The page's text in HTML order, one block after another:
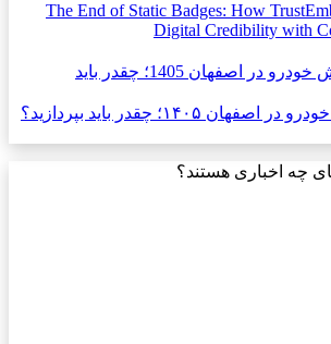
The End of Static Badges: How
Digital Credibility with
۱۴۰۵؛ چقدر باید بپردازید؟
چه اخباری هستند؟